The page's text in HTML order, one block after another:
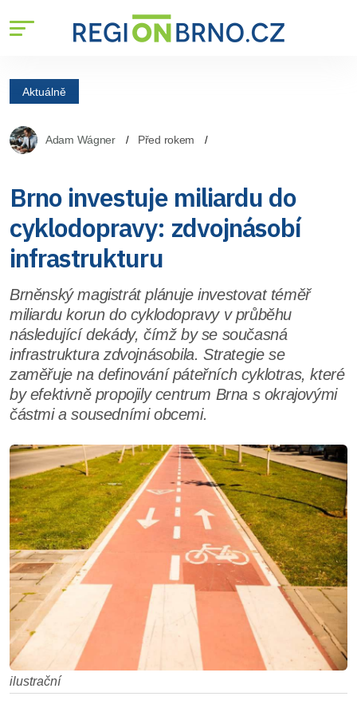
Aktuálně
Adam Wágner Před rokem
Brno investuje miliardu do
cyklodopravy: zdvojnásobí
infrastrukturu
Brněnský magistrát plánuje investovat téměř
miliardu korun do cyklodopravy v průběhu
následující dekády, čímž by se současná
infrastruktura zdvojnásobila. Strategie se
zaměřuje na definování páteřních cyklotras, které
by efektivně propojily centrum Brna s okrajovými
částmi a sousedními obcemi.
ilustrační